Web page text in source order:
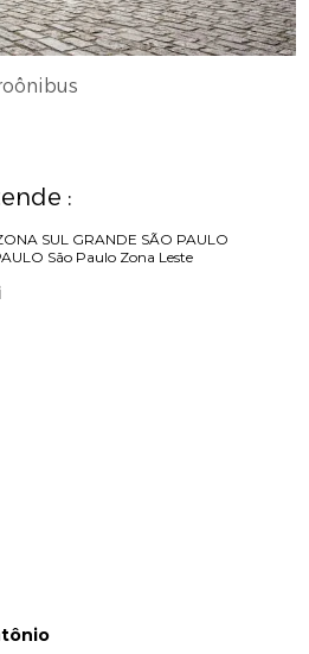
:
SUL GRANDE SÃO PAULO
São Paulo Zona Leste